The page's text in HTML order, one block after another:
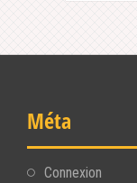
Méta
Connexion